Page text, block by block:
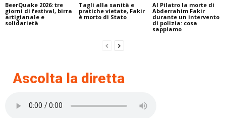
BeerQuake 2026: tre
giorni di festival, birra
artigianale e
solidarietà
Tagli alla sanità e
pratiche vietate, Fakir
è morto di Stato
Al Pilatro la morte di
Abderrahim Fakir
durante un intervento
di polizia: cosa
sappiamo
Ascolta la diretta